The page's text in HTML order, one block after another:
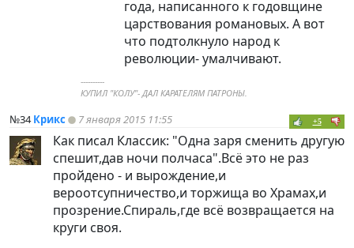
года, написанного к годовщине
царствования романовых. А вот
что подтолкнуло народ к
революции- умалчивают.
----------
КУПИЛ "КОЛУ"- ДАЛ КАРАТЕЛЯМ ПАТРОНЫ.
№34Крикс 7 января 2015 11:55 +5
Как писал Классик: "Одна заря сменить другую
спешит,дав ночи полчаса".Всё это не раз
пройдено - и вырождение,и
вероотсупничество,и торжища во Храмах,и
прозрение.Спираль,где всё возвращается на
круги своя.